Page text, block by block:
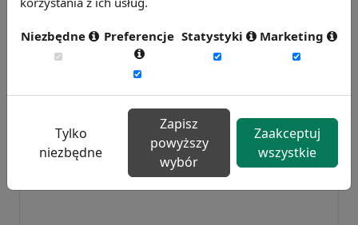
personalnej, w tym absencję, fluktuację i
efektywność pracy.
Weź udział w badaniu
Niezbędne Preferencje Statystyki Marketing
Tylko
niezbędne
Zapisz
powyższy
wybór
Zaakceptuj
wszystkie